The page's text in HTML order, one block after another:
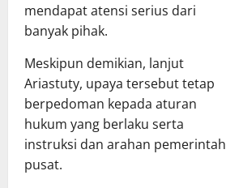
mendapat atensi serius dari
banyak pihak.
Meskipun demikian, lanjut
Ariastuty, upaya tersebut tetap
berpedoman kepada aturan
hukum yang berlaku serta
instruksi dan arahan pemerintah
pusat.